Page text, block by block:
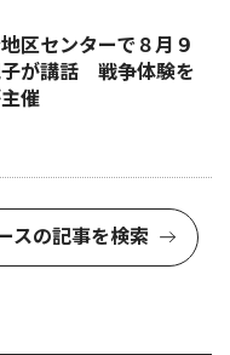
区センターで８月９
が講話 戦争体験を
催
スの記事を検索